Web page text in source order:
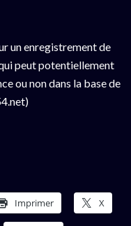
un enregistrement de
peut potentiellement
ou non dans la base de
Imprimer X